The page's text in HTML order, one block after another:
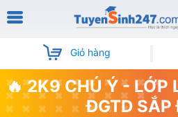
Giỏ hàng
🔥 2K9 CHÚ Ý - LỚP
ĐGTD SẮP